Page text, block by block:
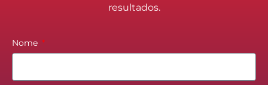
resultados.
Nome